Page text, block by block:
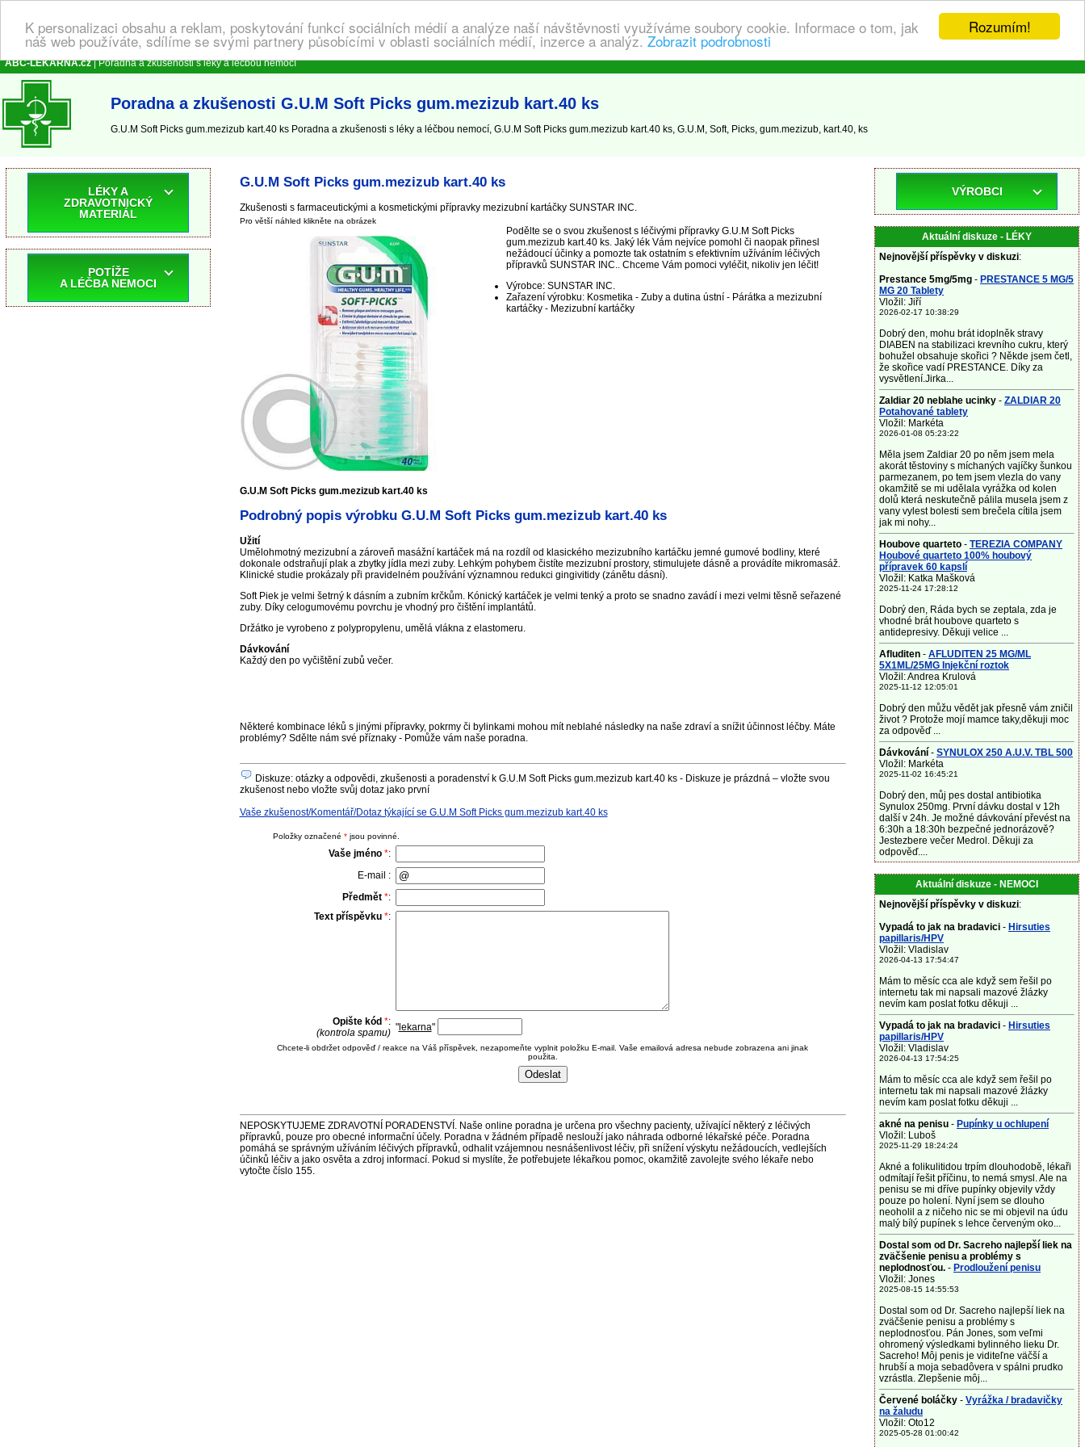
Rozumím!
K personalizaci obsahu a reklam, poskytování funkcí sociálních médií a analýze naší návštěvnosti využíváme soubory cookie. Informace o tom, jak
náš web používáte, sdílíme se svými partnery působícími v oblasti sociálních médií, inzerce a analýz. Zobrazit podrobnosti
ABC-LEKARNA.cz| Poradna a zkušenosti s léky a léčbou nemocí
Poradna a zkušenosti G.U.M Soft Picks gum.mezizub kart.40 ks
G.U.M Soft Picks gum.mezizub kart.40 ks Poradna a zkušenosti s léky a léčbou nemocí, G.U.M Soft Picks gum.mezizub kart.40 ks, G.U.M, Soft, Picks, gum.mezizub, kart.40, ks
G.U.M Soft Picks gum.mezizub kart.40 ks
Zkušenosti s farmaceutickými a kosmetickými přípravky mezizubní kartáčky SUNSTAR INC.
Pro větší náhled klikněte na obrázek
Podělte se o svou zkušenost s léčivými přípravky G.U.M Soft Picks
gum.mezizub kart.40 ks. Jaký lék Vám nejvíce pomohl či naopak přinesl
nežádoucí účinky a pomozte tak ostatním s efektivním užíváním léčivých
přípravků SUNSTAR INC.. Chceme Vám pomoci vyléčit, nikoliv jen léčit!
Výrobce: SUNSTAR INC.
Zařazení výrobku: Kosmetika - Zuby a dutina ústní - Párátka a mezizubní
kartáčky - Mezizubní kartáčky
G.U.M Soft Picks gum.mezizub kart.40 ks
Podrobný popis výrobku G.U.M Soft Picks gum.mezizub kart.40 ks
Užití
Umělohmotný mezizubní a zároveň masážní kartáček má na rozdíl od klasického mezizubního kartáčku jemné gumové bodliny, které
dokonale odstraňují plak a zbytky jídla mezi zuby. Lehkým pohybem čistíte mezizubní prostory, stimulujete dásně a provádíte mikromasáž.
Klinické studie prokázaly při pravidelném používání významnou redukci gingivitidy (zánětu dásní).
Soft Piek je velmi šetrný k dásním a zubním krčkům. Kónický kartáček je velmi tenký a proto se snadno zavádí i mezi velmi těsně seřazené
zuby. Díky celogumovému povrchu je vhodný pro čištění implantátů.
Držátko je vyrobeno z polypropylenu, umělá vlákna z elastomeru.
Dávkování
Každý den po vyčištění zubů večer.
Některé kombinace léků s jinými přípravky, pokrmy či bylinkami mohou mít neblahé následky na naše zdraví a snížit účinnost léčby. Máte
problémy? Sdělte nám své příznaky - Pomůže vám naše poradna.
Diskuze: otázky a odpovědi, zkušenosti a poradenství k G.U.M Soft Picks gum.mezizub kart.40 ks - Diskuze je prázdná – vložte svou
zkušenost nebo vložte svůj dotaz jako první
Vaše zkušenost/Komentář/Dotaz týkající se G.U.M Soft Picks gum.mezizub kart.40 ks
Položky označené *jsou povinné.
Vaše jméno *:
E-mail :
Předmět *:
Text příspěvku *:
Opište kód *:
(kontrola spamu) "lekarna"
Chcete-li obdržet odpověď / reakce na Váš příspěvek, nezapomeňte vyplnit položku E-mail. Vaše emailová adresa nebude zobrazena ani jinak
použita.
NEPOSKYTUJEME ZDRAVOTNÍ PORADENSTVÍ. Naše online poradna je určena pro všechny pacienty, užívající některý z léčivých
přípravků, pouze pro obecné informační účely. Poradna v žádném případě neslouží jako náhrada odborné lékařské péče. Poradna
pomáhá se správným užíváním léčivých přípravků, odhalit vzájemnou nesnášenlivost léčiv, při snížení výskytu nežádoucích, vedlejších
účinků léčiv a jako osvěta a zdroj informací. Pokud si myslíte, že potřebujete lékařkou pomoc, okamžitě zavolejte svého lékaře nebo
vytočte číslo 155.
LÉKY A
ZDRAVOTNICKÝ
MATERIÁL
POTÍŽE
A LÉČBA NEMOCI
VÝROBCI
Aktuální diskuze - LÉKY
Nejnovější příspěvky v diskuzi:
Prestance 5mg/5mg - PRESTANCE 5 MG/5
MG 20 Tablety
Vložil: Jiří
2026-02-17 10:38:29
Dobrý den, mohu brát idoplněk stravy
DIABEN na stabilizaci krevního cukru, který
bohužel obsahuje skořici ? Někde jsem četl,
že skořice vadí PRESTANCE. Díky za
vysvětlení.Jirka...
Zaldiar 20 neblahe ucinky - ZALDIAR 20
Potahované tablety
Vložil: Markéta
2026-01-08 05:23:22
Měla jsem Zaldiar 20 po něm jsem mela
akorát těstoviny s míchaných vajíčky šunkou
parmezanem, po tem jsem vlezla do vany
okamžitě se mi udělala vyrážka od kolen
dolů která neskutečně pálila musela jsem z
vany vylest bolesti sem brečela cítila jsem
jak mi nohy...
Houbove quarteto - TEREZIA COMPANY
Houbové quarteto 100% houbový
přípravek 60 kapslí
Vložil: Katka Mašková
2025-11-24 17:28:12
Dobrý den, Ráda bych se zeptala, zda je
vhodné brát houbove quarteto s
antidepresivy. Děkuji velice ...
Afluditen - AFLUDITEN 25 MG/ML
5X1ML/25MG Injekční roztok
Vložil: Andrea Krulová
2025-11-12 12:05:01
Dobrý den můžu vědět jak přesně vám zničil
život ? Protože mojí mamce taky,děkuji moc
za odpověď ...
Dávkování - SYNULOX 250 A.U.V. TBL 500
Vložil: Markéta
2025-11-02 16:45:21
Dobrý den, můj pes dostal antibiotika
Synulox 250mg. První dávku dostal v 12h
další v 24h. Je možné dávkování převést na
6:30h a 18:30h bezpečné jednorázově?
Jestezbere večer Medrol. Děkuji za
odpověď....
Aktuální diskuze - NEMOCI
Nejnovější příspěvky v diskuzi:
Vypadá to jak na bradavici - Hirsuties
papillaris/HPV
Vložil: Vladislav
2026-04-13 17:54:47
Mám to měsíc cca ale když sem řešil po
internetu tak mi napsali mazové žlázky
nevím kam poslat fotku děkuji ...
Vypadá to jak na bradavici - Hirsuties
papillaris/HPV
Vložil: Vladislav
2026-04-13 17:54:25
Mám to měsíc cca ale když sem řešil po
internetu tak mi napsali mazové žlázky
nevím kam poslat fotku děkuji ...
akné na penisu - Pupínky u ochlupení
Vložil: Luboš
2025-11-29 18:24:24
Akné a folikulitidou trpím dlouhodobě, lékaři
odmítají řešit příčinu, to nemá smysl. Ale na
penisu se mi dříve pupínky objevily vždy
pouze po holení. Nyní jsem se dlouho
neoholil a z ničeho nic se mi objevil na údu
malý bílý pupínek s lehce červeným oko...
Dostal som od Dr. Sacreho najlepší liek na
zväčšenie penisu a problémy s
neplodnosťou. - Prodloužení penisu
Vložil: Jones
2025-08-15 14:55:53
Dostal som od Dr. Sacreho najlepší liek na
zväčšenie penisu a problémy s
neplodnosťou. Pán Jones, som veľmi
ohromený výsledkami bylinného lieku Dr.
Sacreho! Môj penis je viditeľne väčší a
hrubší a moja sebadôvera v spálni prudko
vzrástla. Zlepšenie môj...
Červené boláčky - Vyrážka / bradavičky
na žaludu
Vložil: Oto12
2025-05-28 01:00:42